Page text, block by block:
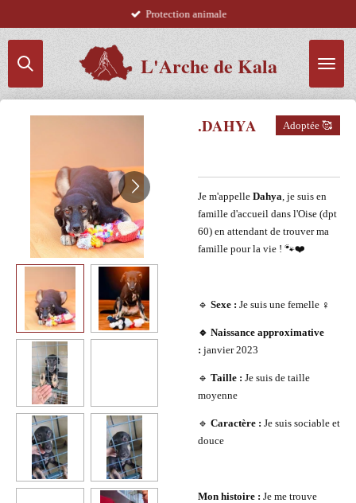
principal
L'Arche de Kala
Protection animale
.DAHYA Adoptée 🥰
Je m'appelle Dahya, je suis en
famille d'accueil dans l'Oise (dpt
60) en attendant de trouver ma
famille pour la vie ! 🐾❤️
🔹 Sexe : Je suis une femelle ♀️
🔹 Naissance approximative
: janvier 2023
🔹 Taille : Je suis de taille
moyenne
🔹 Caractère : Je suis sociable et
douce
Mon histoire : Je me trouve